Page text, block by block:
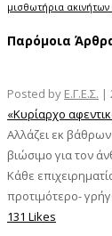
μισθωτήρια ακινήτων
Παρόμοια
Posted by Ε.Γ.Ε.Σ. |
«Κυρίαρχο
Αλλάζει εκ
βιώσιμο για τον
Κάθε
προτιμότερο-
131 Likes